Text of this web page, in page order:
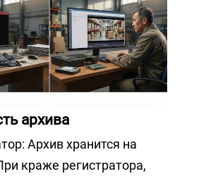
архива
краже регистратора,